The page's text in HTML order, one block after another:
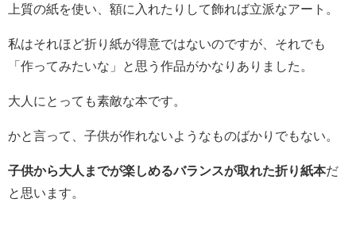
上質の紙を使い、額に入れたりして飾れば立派なアート。
私はそれほど折り紙が得意ではないのですが、それでも
「作ってみたいな」と思う作品がかなりありました。
大人にとっても素敵な本です。
かと言って、子供が作れないようなものばかりでもない。
子供から大人までが楽しめるバランスが取れた折り紙本だ
と思います。